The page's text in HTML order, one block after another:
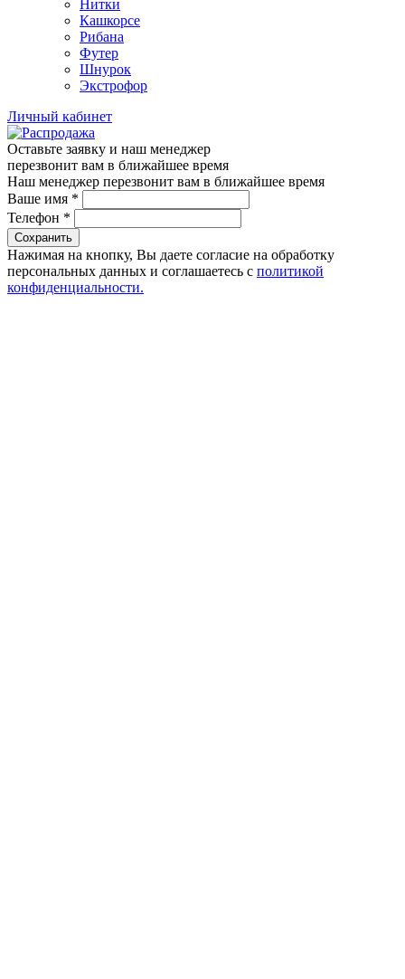
Нитки
Кашкорсе
Рибана
Футер
Шнурок
Экстрофор
Личный кабинет
Оставьте заявку и наш менеджер
перезвонит вам в ближайшее время
Наш менеджер перезвонит вам в ближайшее время
Ваше имя *
Телефон *
Сохранить
Нажимая на кнопку, Вы даете согласие на обработку
персональных данных и соглашаетесь с политикой
конфиденциальности.